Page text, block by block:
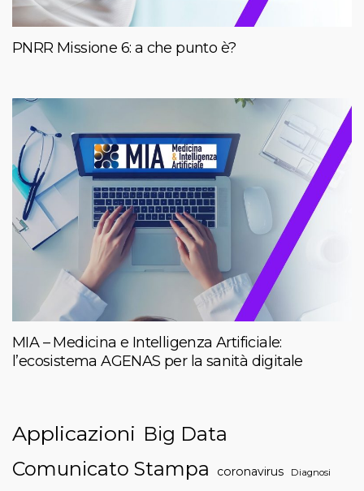
PNRR Missione 6: a che punto è?
MIA – Medicina e Intelligenza Artificiale:
l’ecosistema AGENAS per la sanità digitale
Applicazioni Big Data
Comunicato Stampa
coronavirus Diagnosi